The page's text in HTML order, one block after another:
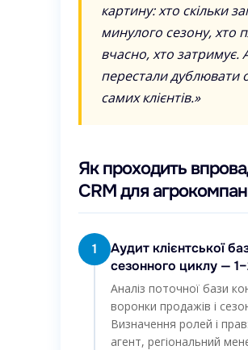
картину: хто скільки
минулого сезону, хто
вчасно, хто затримує.
перестали дублювати
самих клієнтів.»
Як проходить
CRM для
1
Аудит клієнтської
сезонного циклу —
Аналіз поточної бази
воронки продажів і
Визначення ролей і
агент, регіональний